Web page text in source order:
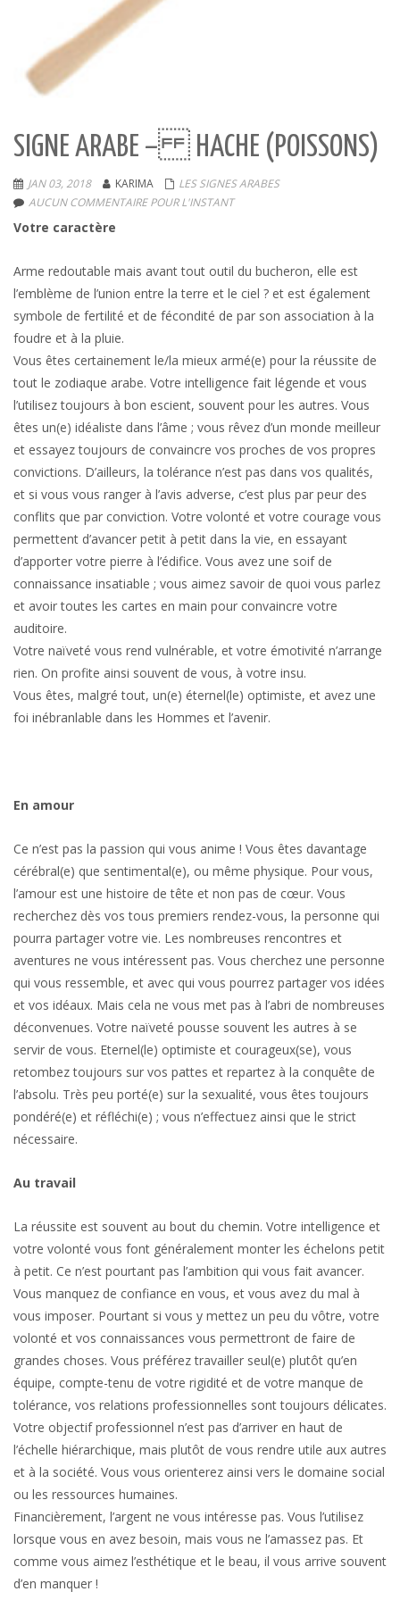
SIGNE ARABE – HACHE (POISSONS)
JAN 03, 2018 KARIMA
LES SIGNES ARABES
AUCUN COMMENTAIRE POUR L'INSTANT
Votre caractère
Arme redoutable mais avant tout outil du bucheron, elle est
l’emblème de l’union entre la terre et le ciel ? et est également
symbole de fertilité et de fécondité de par son association à la
foudre et à la pluie.
Vous êtes certainement le/la mieux armé(e) pour la réussite de
tout le zodiaque arabe. Votre intelligence fait légende et vous
l’utilisez toujours à bon escient, souvent pour les autres. Vous
êtes un(e) idéaliste dans l’âme ; vous rêvez d’un monde meilleur
et essayez toujours de convaincre vos proches de vos propres
convictions. D’ailleurs, la tolérance n’est pas dans vos qualités,
et si vous vous ranger à l’avis adverse, c’est plus par peur des
conflits que par conviction. Votre volonté et votre courage vous
permettent d’avancer petit à petit dans la vie, en essayant
d’apporter votre pierre à l’édifice. Vous avez une soif de
connaissance insatiable ; vous aimez savoir de quoi vous parlez
et avoir toutes les cartes en main pour convaincre votre
auditoire.
Votre naïveté vous rend vulnérable, et votre émotivité n’arrange
rien. On profite ainsi souvent de vous, à votre insu.
Vous êtes, malgré tout, un(e) éternel(le) optimiste, et avez une
foi inébranlable dans les Hommes et l’avenir.
En amour
Ce n’est pas la passion qui vous anime ! Vous êtes davantage
cérébral(e) que sentimental(e), ou même physique. Pour vous,
l’amour est une histoire de tête et non pas de cœur. Vous
recherchez dès vos tous premiers rendez-vous, la personne qui
pourra partager votre vie. Les nombreuses rencontres et
aventures ne vous intéressent pas. Vous cherchez une personne
qui vous ressemble, et avec qui vous pourrez partager vos idées
et vos idéaux. Mais cela ne vous met pas à l’abri de nombreuses
déconvenues. Votre naïveté pousse souvent les autres à se
servir de vous. Eternel(le) optimiste et courageux(se), vous
retombez toujours sur vos pattes et repartez à la conquête de
l’absolu. Très peu porté(e) sur la sexualité, vous êtes toujours
pondéré(e) et réfléchi(e) ; vous n’effectuez ainsi que le strict
nécessaire.
Au travail
La réussite est souvent au bout du chemin. Votre intelligence et
votre volonté vous font généralement monter les échelons petit
à petit. Ce n’est pourtant pas l’ambition qui vous fait avancer.
Vous manquez de confiance en vous, et vous avez du mal à
vous imposer. Pourtant si vous y mettez un peu du vôtre, votre
volonté et vos connaissances vous permettront de faire de
grandes choses. Vous préférez travailler seul(e) plutôt qu’en
équipe, compte-tenu de votre rigidité et de votre manque de
tolérance, vos relations professionnelles sont toujours délicates.
Votre objectif professionnel n’est pas d’arriver en haut de
l’échelle hiérarchique, mais plutôt de vous rendre utile aux autres
et à la société. Vous vous orienterez ainsi vers le domaine social
ou les ressources humaines.
Financièrement, l’argent ne vous intéresse pas. Vous l’utilisez
lorsque vous en avez besoin, mais vous ne l’amassez pas. Et
comme vous aimez l’esthétique et le beau, il vous arrive souvent
d’en manquer !